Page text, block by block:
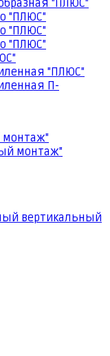
"ПЛЮС"
"ПЛЮС"
"ПЛЮС"
"ПЛЮС"
"ПЛЮС"
П-
монтаж"
монтаж"
вертикальный